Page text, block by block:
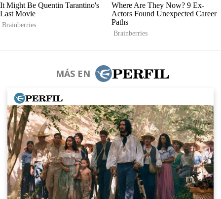
MÁS EN